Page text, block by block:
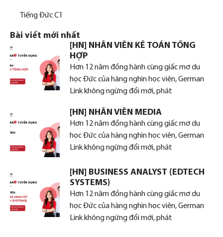
Tiếng Đức C1
Bài viết mới nhất
[HN] NHÂN VIÊN KẾ TOÁN TỔNG
HỢP
Hơn 12 năm đồng hành cùng giấc mơ du
học Đức của hàng nghìn học viên, German
Link không ngừng đổi mới, phát
[HN] NHÂN VIÊN MEDIA
Hơn 12 năm đồng hành cùng giấc mơ du
học Đức của hàng nghìn học viên, German
Link không ngừng đổi mới, phát
[HN] BUSINESS ANALYST (EDTECH
SYSTEMS)
Hơn 12 năm đồng hành cùng giấc mơ du
học Đức của hàng nghìn học viên, German
Link không ngừng đổi mới, phát